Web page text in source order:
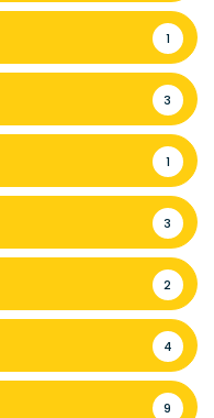
1
3
1
3
2
4
9